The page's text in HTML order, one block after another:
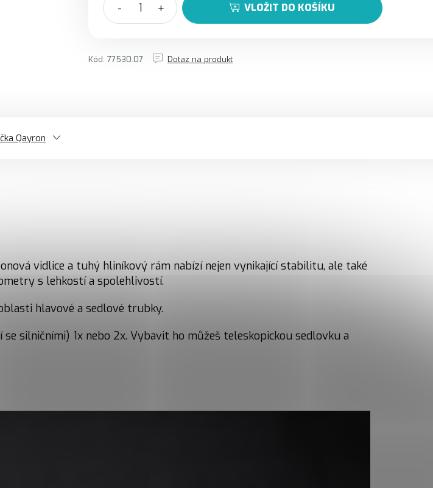
VLOŽIT DO KOŠÍKU
Kód: 77530.07 Dotaz na produkt
Qayron
vidlice a tuhý hliníkový rám nabízí nejen vynikající stabilitu, ale také
s lehkostí a spolehlivostí.
hlavové a sedlové trubky.
silničními) 1x nebo 2x. Vybavit ho můžeš teleskopickou sedlovku a